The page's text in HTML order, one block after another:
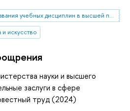
14.35.09 Методика преподавания учебных дисциплин в высшей профессиональной школе
искусство
науки и высшего
заслуги в сфере
труд (2024)